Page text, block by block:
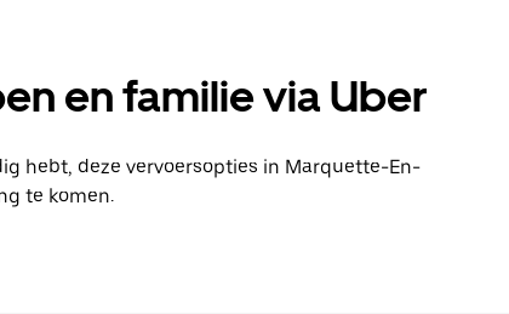
en familie via Uber
hebt, deze vervoersopties in Marquette-En-
te komen.